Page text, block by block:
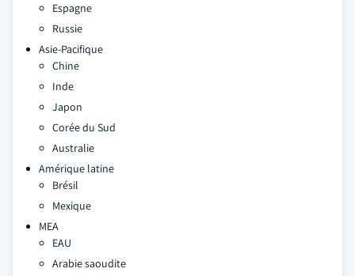
Espagne
Russie
Asie-Pacifique
Chine
Inde
Japon
Corée du Sud
Australie
Amérique latine
Brésil
Mexique
MEA
EAU
Arabie saoudite